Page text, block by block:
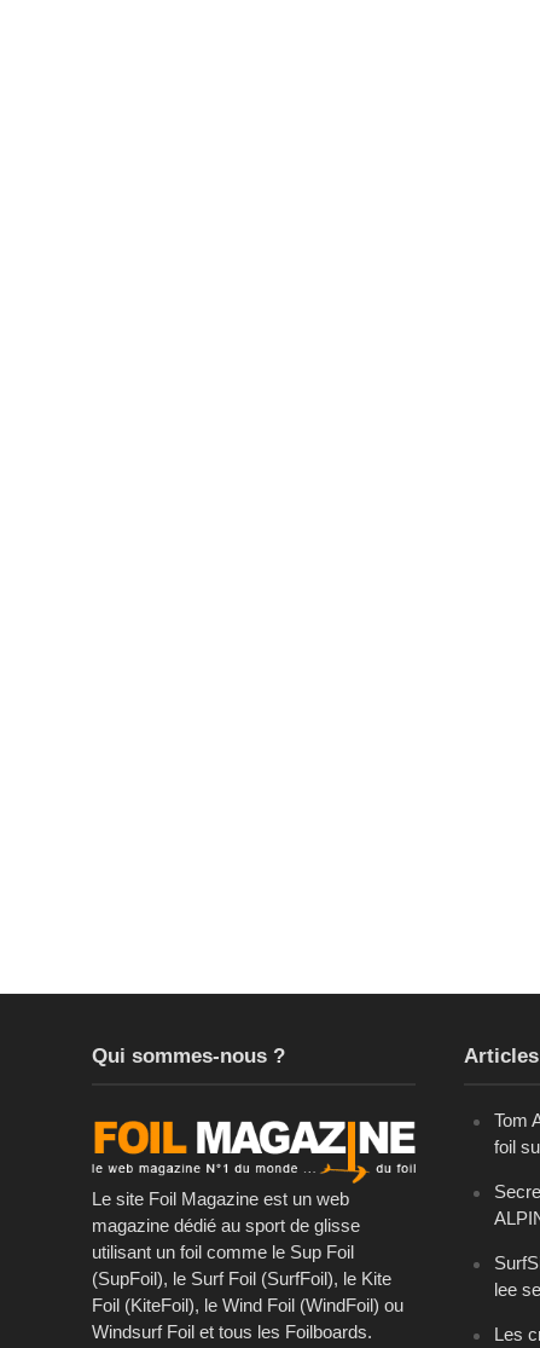
Qui sommes-nous ?
Le site Foil Magazine est un web
magazine dédié au sport de glisse
utilisant un foil comme le Sup Foil
(SupFoil), le Surf Foil (SurfFoil), le Kite
Foil (KiteFoil), le Wind Foil (WindFoil) ou
Windsurf Foil et tous les Foilboards.
Tom
foil
lee
Les